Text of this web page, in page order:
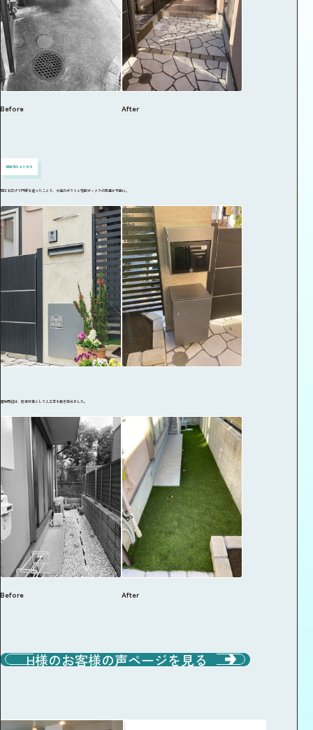
Before After
機能性をもたせる
間口を広げて門塀を造ったことで、大型のポストと宅配ボックスの設置が可能に。
建物周辺は、防草対策として人工芝を敷き詰めました。
Before After
H様のお客様の声ページを見る